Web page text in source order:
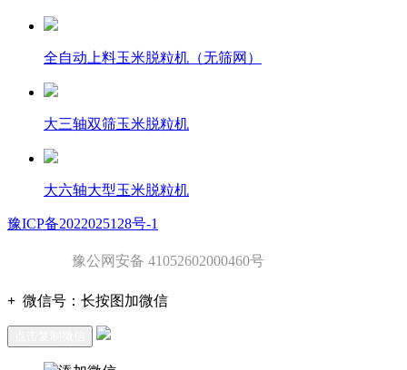
全自动上料玉米脱粒机（无筛网）
大三轴双筛玉米脱粒机
大六轴大型玉米脱粒机
豫ICP备2022025128号-1
豫公网安备 41052602000460号
+ 微信号： 长按图加微信